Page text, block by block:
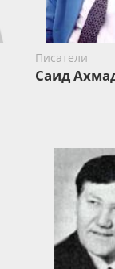
Писатели
Саид